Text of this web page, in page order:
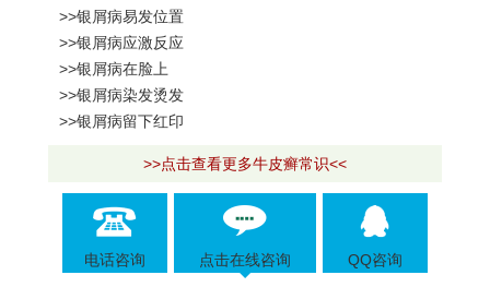
>>银屑病易发位置
>>银屑病应激反应
>>银屑病在脸上
>>银屑病染发烫发
>>银屑病留下红印
>>点击查看更多牛皮癣常识<<
电话咨询 点击在线咨询 QQ咨询